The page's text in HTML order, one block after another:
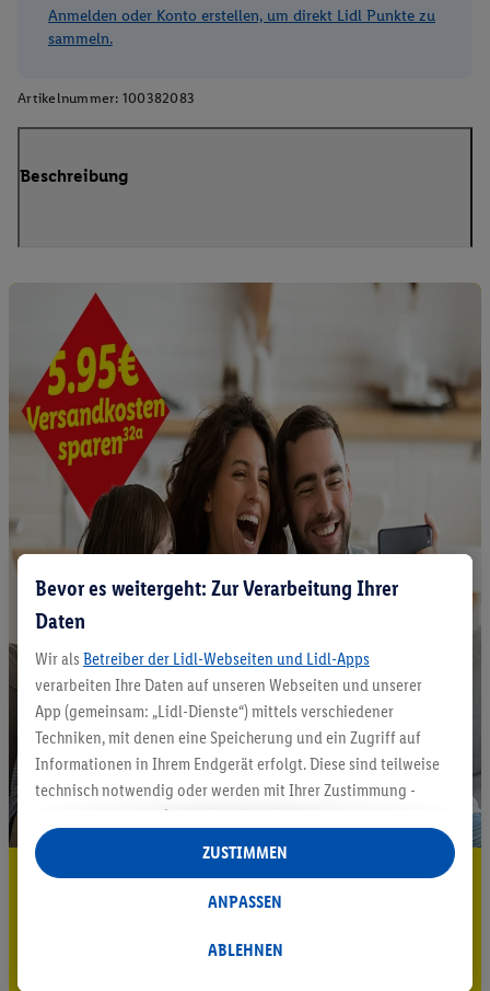
Anmelden oder Konto erstellen, um direkt Lidl Punkte zu
sammeln.
Artikelnummer: 100382083
Beschreibung
5.95 € Versand sparen³²ᵃ
Bevor es weitergeht: Zur Verarbeitung Ihrer
Daten
Wir als Betreiber der Lidl-Webseiten und Lidl-Apps
verarbeiten Ihre Daten auf unseren Webseiten und unserer
App (gemeinsam: „Lidl-Dienste“) mittels verschiedener
Techniken, mit denen eine Speicherung und ein Zugriff auf
Informationen in Ihrem Endgerät erfolgt. Diese sind teilweise
technisch notwendig oder werden mit Ihrer Zustimmung -
auch durch Partner (u.a.
Verantwortliche; im Zusammenhang mit dem IAB TCF
insgesamt
Statistik-Erstellung oder für personalisierte Werbung
Datenverarbeitungen für personalisierte Werbung werden
ABLEHNEN
ANPASSEN
ZUSTIMMEN